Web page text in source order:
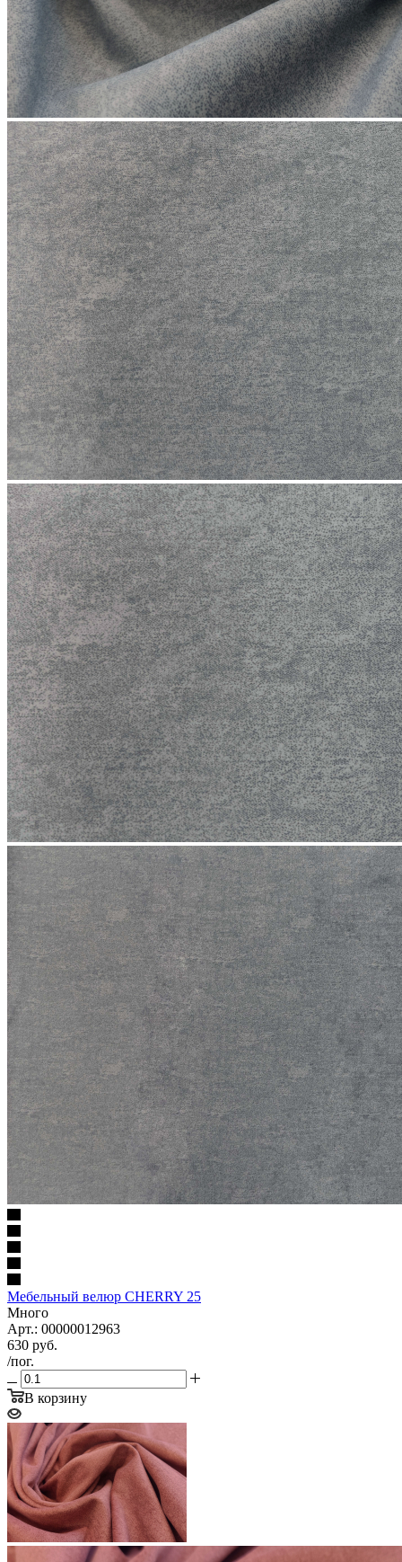
Мебельный велюр CHERRY 25
Много
Арт.: 00000012963
630 руб.
/пог.
В корзину